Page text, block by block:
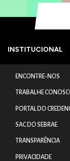
INSTITUCIONAL
ENCONTRE-NOS
TRABALHE
PORTAL DO
SAC DO SEBRAE
TRANSPARÊNCIA
PRIVACIDADE